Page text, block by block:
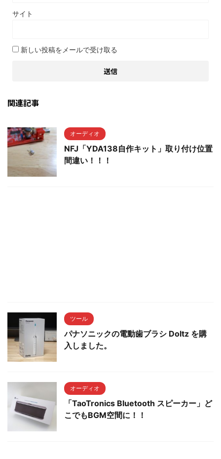
サイト
新しい投稿をメールで受け取る
関連記事
オーディオ
NFJ「YDA138自作キット」取り付け位置
間違い！！！
ツール
パナソニックの電動歯ブラシ Doltz を購
入しました。
オーディオ
「TaoTronics Bluetooth スピーカー」ど
こでもBGM空間に！！